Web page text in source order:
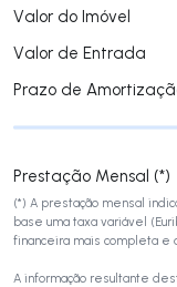
Valor do Imóvel
Valor de Entrada
Prazo de
Prestação Mensal (*)
(*) A prestação mensal
base uma taxa variável
financeira mais completa e
A informação resultante